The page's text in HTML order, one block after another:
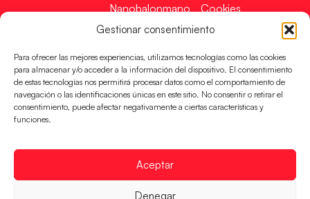
Gestionar consentimiento
Para ofrecer las mejores experiencias, utilizamos tecnologías como las cookies
para almacenar y/o acceder a la información del dispositivo. El consentimiento
de estas tecnologías nos permitirá procesar datos como el comportamiento de
navegación o las identificaciones únicas en este sitio. No consentir o retirar el
consentimiento, puede afectar negativamente a ciertas características y
funciones.
Aceptar
Denegar
Nanobalonmano
Tienda
Cookies
Mapa Web
Incidencias
CONTACTO
EN
FINANCIADO
RFEBM © 2024. Todos los derechos reservados –